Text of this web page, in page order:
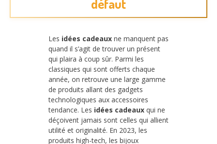
défaut
Les idées cadeaux ne manquent pas
quand il s’agit de trouver un présent
qui plaira à coup sûr. Parmi les
classiques qui sont offerts chaque
année, on retrouve une large gamme
de produits allant des gadgets
technologiques aux accessoires
tendance. Les idées cadeaux qui ne
déçoivent jamais sont celles qui allient
utilité et originalité. En 2023, les
produits high-tech, les bijoux